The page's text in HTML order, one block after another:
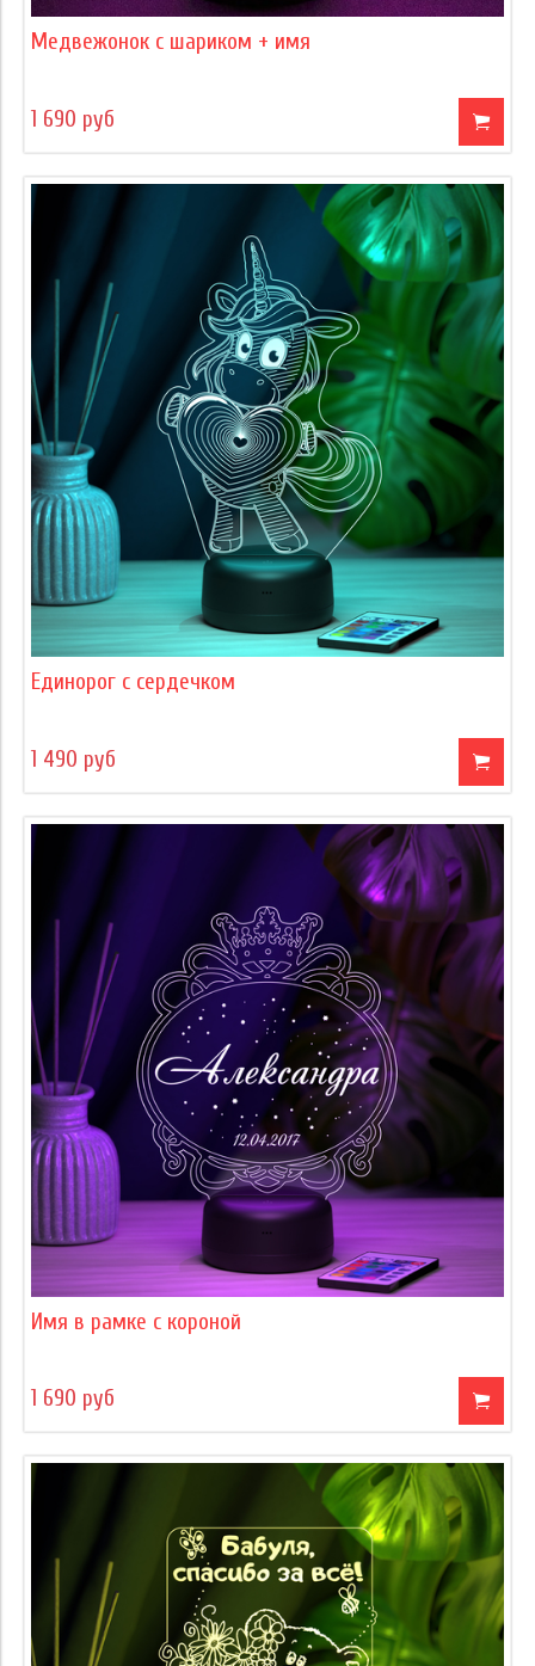
Медвежонок с шариком + имя
1 690 руб
Единорог с сердечком
1 490 руб
Имя в рамке с короной
1 690 руб